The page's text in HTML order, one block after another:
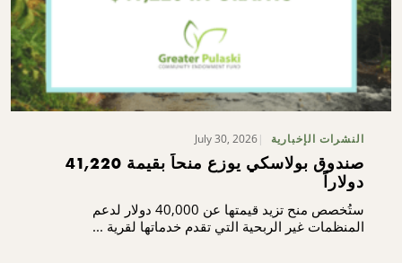
النشرات الإخبارية July 30, 2026
صندوق بولاسكي يوزع منحاً بقيمة 41,220
دولاراً
ستُخصص منح تزيد قيمتها عن 40,000 دولار لدعم
المنظمات غير الربحية التي تقدم خدماتها لقرية ...